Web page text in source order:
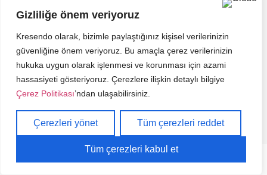
Gizliliğe önem veriyoruz
Kresendo olarak, bizimle paylaştığınız kişisel verilerinizin
güvenliğine önem veriyoruz. Bu amaçla çerez verilerinizin
hukuka uygun olarak işlenmesi ve korunması için azami
hassasiyeti gösteriyoruz. Çerezlere ilişkin detaylı bilgiye
Çerez Politikası’ndan ulaşabilirsiniz.
Çerezleri yönet Tüm çerezleri reddet
Tüm çerezleri kabul et
Bu Festival Bizim
Orchestra
Grow Local Grow Equal
Bizi Buluşturan Mekanlar
My City, My Voice
Kreşendo
News
Contact Us
©2025. All right reserved.